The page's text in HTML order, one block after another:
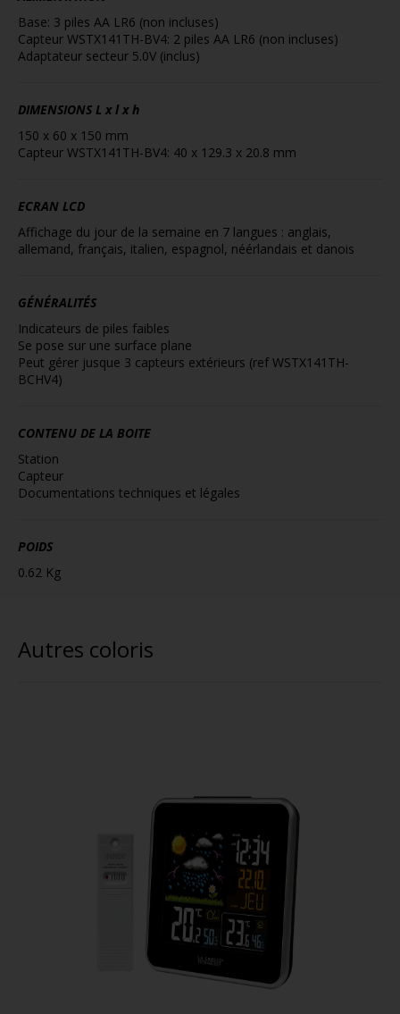
Base: 3 piles AA LR6 (non incluses)
Capteur WSTX141TH-BV4: 2 piles AA LR6 (non incluses)
Adaptateur secteur 5.0V (inclus)
DIMENSIONS L x l x h
150 x 60 x 150 mm
Capteur WSTX141TH-BV4: 40 x 129.3 x 20.8 mm
ECRAN LCD
Affichage du jour de la semaine en 7 langues : anglais,
allemand, français, italien, espagnol, néérlandais et danois
GÉNÉRALITÉS
Indicateurs de piles faibles
Se pose sur une surface plane
Peut gérer jusque 3 capteurs extérieurs (ref WSTX141TH-
BCHV4)
CONTENU DE LA BOITE
Station
Capteur
Documentations techniques et légales
POIDS
0.62 Kg
Autres coloris